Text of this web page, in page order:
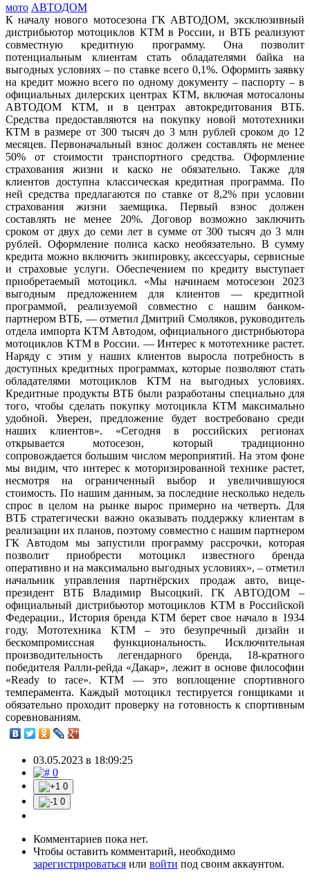
мото АВТОДОМ
К началу нового мотосезона ГК АВТОДОМ, эксклюзивный
дистрибьютор мотоциклов КТМ в России, и ВТБ реализуют
совместную кредитную программу. Она позволит
потенциальным клиентам стать обладателями байка на
выгодных условиях – по ставке всего 0,1%. Оформить заявку
на кредит можно всего по одному документу – паспорту – в
официальных дилерских центрах КТМ, включая мотосалоны
АВТОДОМ КТМ, и в центрах автокредитования ВТБ.
Средства предоставляются на покупку новой мототехники
КТМ в размере от 300 тысяч до 3 млн рублей сроком до 12
месяцев. Первоначальный взнос должен составлять не менее
50% от стоимости транспортного средства. Оформление
страхования жизни и каско не обязательно. Также для
клиентов доступна классическая кредитная программа. По
ней средства предлагаются по ставке от 8,2% при условии
страхования жизни заемщика. Первый взнос должен
составлять не менее 20%. Договор возможно заключить
сроком от двух до семи лет в сумме от 300 тысяч до 3 млн
рублей. Оформление полиса каско необязательно. В сумму
кредита можно включить экипировку, аксессуары, сервисные
и страховые услуги. Обеспечением по кредиту выступает
приобретаемый мотоцикл. «Мы начинаем мотосезон 2023
выгодным предложением для клиентов — кредитной
программой, реализуемой совместно с нашим банком-
партнером ВТБ, — отметил Дмитрий Смоляков, руководитель
отдела импорта KTM Автодом, официального дистрибьютора
мотоциклов KTM в России. — Интерес к мототехнике растет.
Наряду с этим у наших клиентов выросла потребность в
доступных кредитных программах, которые позволяют стать
обладателями мотоциклов КТМ на выгодных условиях.
Кредитные продукты ВТБ были разработаны специально для
того, чтобы сделать покупку мотоцикла КТМ максимально
удобной. Уверен, предложение будет востребовано среди
наших клиентов». «Сегодня в российских регионах
открывается мотосезон, который традиционно
сопровождается большим числом мероприятий. На этом фоне
мы видим, что интерес к моторизированной технике растет,
несмотря на ограниченный выбор и увеличившуюся
стоимость. По нашим данным, за последние несколько недель
спрос в целом на рынке вырос примерно на четверть. Для
ВТБ стратегически важно оказывать поддержку клиентам в
реализации их планов, поэтому совместно с нашим партнером
ГК Автодом мы запустили программу рассрочки, которая
позволит приобрести мотоцикл известного бренда
оперативно и на максимально выгодных условиях», – отметил
начальник управления партнёрских продаж авто, вице-
президент ВТБ Владимир Высоцкий. ГК АВТОДОМ –
официальный дистрибьютор мотоциклов KTM в Российской
Федерации., История бренда KTM берет свое начало в 1934
году. Мототехника KTM – это безупречный дизайн и
бескомпромиссная функциональность. Исключительная
производительность легендарного бренда, 18-кратного
победителя Ралли-рейда «Дакар», лежит в основе философии
«Ready to race». КТМ — это воплощение спортивного
темперамента. Каждый мотоцикл тестируется гонщиками и
обязательно проходит проверку на готовность к спортивным
соревнованиям.
03.05.2023 в 18:09:25
0
0
0
Комментариев пока нет.
Чтобы оставить комментарий, необходимо
зарегистрироваться или войти под своим аккаунтом.